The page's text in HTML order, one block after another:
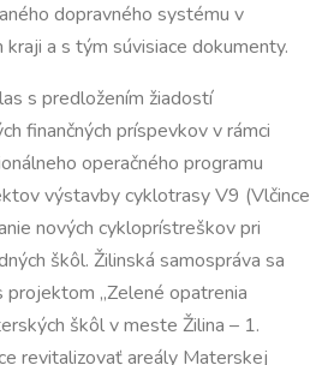
dopravného systému v
a s tým súvisiace dokumenty.
s predložením žiadostí
finančných príspevkov v rámci
operačného programu
výstavby cyklotrasy V9 (Vlčince
nových cykloprístreškov pri
škôl. Žilinská samospráva sa
projektom „Zelené opatrenia
škôl v meste Žilina – 1.
revitalizovať areály Materskej